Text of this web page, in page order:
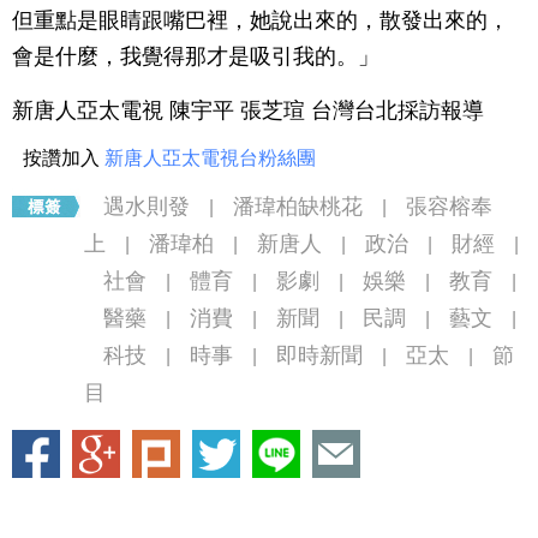
但重點是眼睛跟嘴巴裡，她說出來的，散發出來的，
會是什麼，我覺得那才是吸引我的。」
新唐人亞太電視 陳宇平 張芝瑄 台灣台北採訪報導
按讚加入 新唐人亞太電視台粉絲團
遇水則發 潘瑋柏缺桃花
張容榕奉
上
潘瑋柏 新唐人 政治 財經
社會 體育 影劇 娛樂 教育
醫藥 消費 新聞 民調 藝文
科技 時事 即時新聞 亞太
節
目